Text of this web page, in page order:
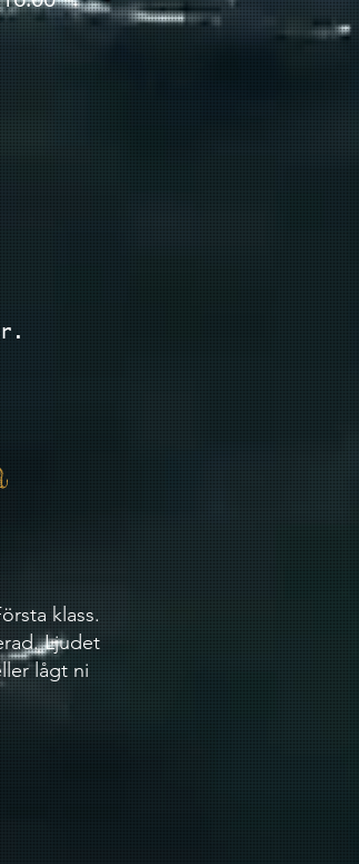
klass.
Ljudet
lågt ni